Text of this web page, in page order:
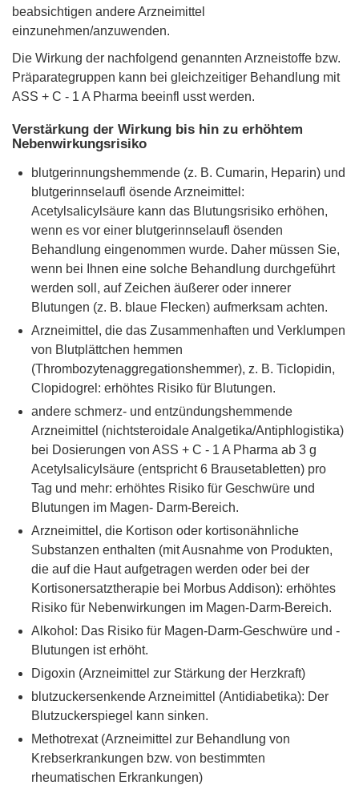
beabsichtigen andere Arzneimittel
einzunehmen/anzuwenden.
Die Wirkung der nachfolgend genannten Arzneistoffe bzw.
Präparategruppen kann bei gleichzeitiger Behandlung mit
ASS + C - 1 A Pharma beeinfl usst werden.
Verstärkung der Wirkung bis hin zu erhöhtem
Nebenwirkungsrisiko
blutgerinnungshemmende (z. B. Cumarin, Heparin) und
blutgerinnselaufl ösende Arzneimittel:
Acetylsalicylsäure kann das Blutungsrisiko erhöhen,
wenn es vor einer blutgerinnselaufl ösenden
Behandlung eingenommen wurde. Daher müssen Sie,
wenn bei Ihnen eine solche Behandlung durchgeführt
werden soll, auf Zeichen äußerer oder innerer
Blutungen (z. B. blaue Flecken) aufmerksam achten.
Arzneimittel, die das Zusammenhaften und Verklumpen
von Blutplättchen hemmen
(Thrombozytenaggregationshemmer), z. B. Ticlopidin,
Clopidogrel: erhöhtes Risiko für Blutungen.
andere schmerz- und entzündungshemmende
Arzneimittel (nichtsteroidale Analgetika/Antiphlogistika)
bei Dosierungen von ASS + C - 1 A Pharma ab 3 g
Acetylsalicylsäure (entspricht 6 Brausetabletten) pro
Tag und mehr: erhöhtes Risiko für Geschwüre und
Blutungen im Magen- Darm-Bereich.
Arzneimittel, die Kortison oder kortisonähnliche
Substanzen enthalten (mit Ausnahme von Produkten,
die auf die Haut aufgetragen werden oder bei der
Kortisonersatztherapie bei Morbus Addison): erhöhtes
Risiko für Nebenwirkungen im Magen-Darm-Bereich.
Alkohol: Das Risiko für Magen-Darm-Geschwüre und -
Blutungen ist erhöht.
Digoxin (Arzneimittel zur Stärkung der Herzkraft)
blutzuckersenkende Arzneimittel (Antidiabetika): Der
Blutzuckerspiegel kann sinken.
Methotrexat (Arzneimittel zur Behandlung von
Krebserkrankungen bzw. von bestimmten
rheumatischen Erkrankungen)